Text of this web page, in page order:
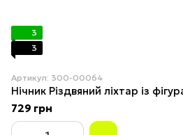
3
3
Артикул: 300-00064
729 грн